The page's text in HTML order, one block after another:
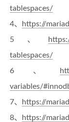
tablespaces/
4、
https://
5、
tablespaces/
6、
variables/
7、
https://
8、
https://